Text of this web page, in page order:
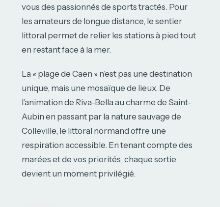
vous des passionnés de sports tractés. Pour
les amateurs de longue distance, le sentier
littoral permet de relier les stations à pied tout
en restant face à la mer.
La « plage de Caen » n’est pas une destination
unique, mais une mosaïque de lieux. De
l’animation de Riva-Bella au charme de Saint-
Aubin en passant par la nature sauvage de
Colleville, le littoral normand offre une
respiration accessible. En tenant compte des
marées et de vos priorités, chaque sortie
devient un moment privilégié.